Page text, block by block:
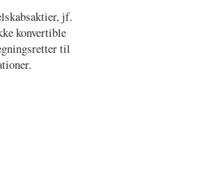
jf.
konvertible
til